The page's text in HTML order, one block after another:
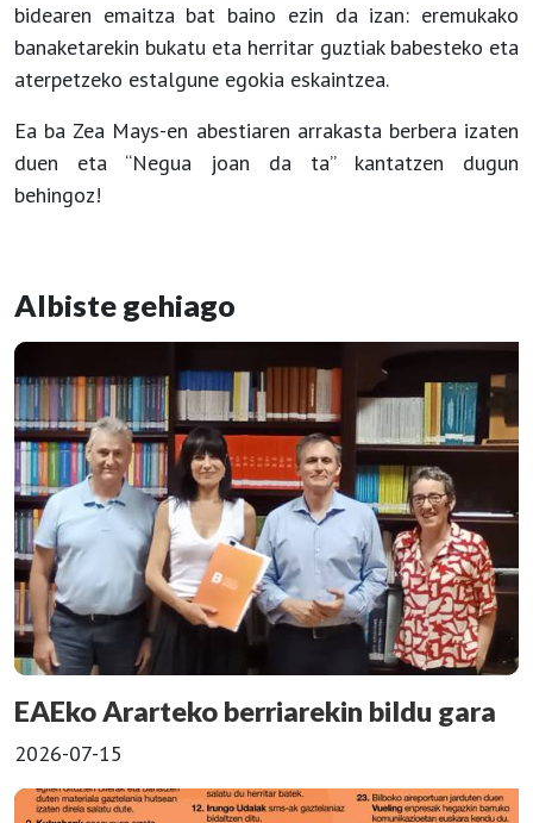
bidearen emaitza bat baino ezin da izan: eremukako
banaketarekin bukatu eta herritar guztiak babesteko eta
aterpetzeko estalgune egokia eskaintzea.
Ea ba Zea Mays-en abestiaren arrakasta berbera izaten
duen eta “Negua joan da ta” kantatzen dugun
behingoz!
Albiste gehiago
EAEko Ararteko berriarekin bildu gara
2026-07-15